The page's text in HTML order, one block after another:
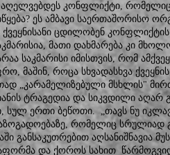
აღელვებდეს კონფლიქტი,
ეს ამბავი საერთაშორისო
ქვეყნისანი ცდილობენ
მათი დახმარება კი
საკმარისი იმისთვის, რომ
მაშინ, როცა სხვადასხვა
„კარამელიზებული მსხლის"
ტრაგედია და სიკვდილი
ერთი ბეწოთი. „თავს ნუ
რომელიც
განსაკუთრებით აღსანიშნავია
და ქოროს სახით